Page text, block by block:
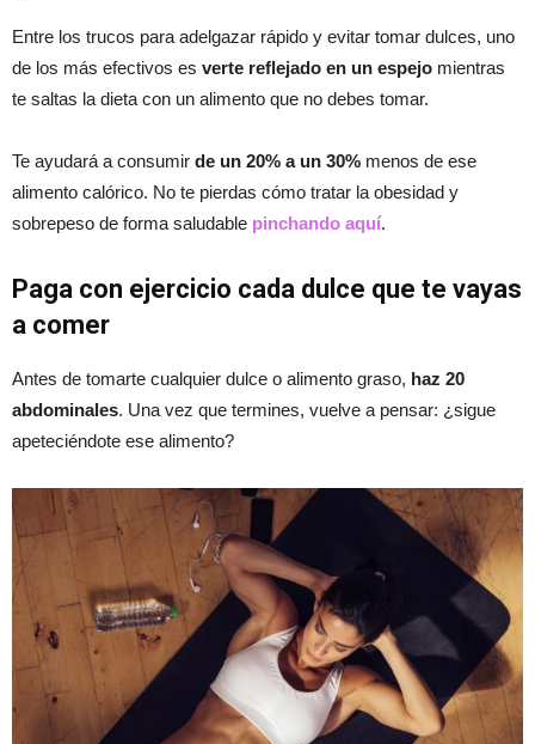
Entre los trucos para adelgazar rápido y evitar tomar dulces, uno
de los más efectivos es verte reflejado en un espejo mientras
te saltas la dieta con un alimento que no debes tomar.
Te ayudará a consumir de un 20% a un 30% menos de ese
alimento calórico. No te pierdas cómo tratar la obesidad y
sobrepeso de forma saludable pinchando aquí.
Paga con ejercicio cada dulce que te vayas
a comer
Antes de tomarte cualquier dulce o alimento graso, haz 20
abdominales. Una vez que termines, vuelve a pensar: ¿sigue
apeteciéndote ese alimento?